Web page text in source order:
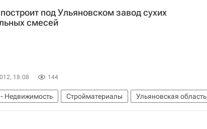
под Ульяновском завод сухих
смесей
18:08 144
Недвижимость Стройматериалы Ульяновская область
Россия